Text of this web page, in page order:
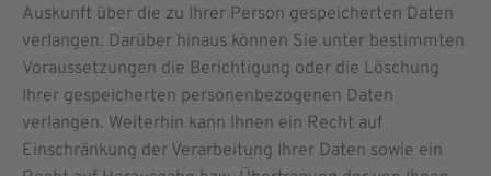
Auskunft über die zu Ihrer Person gespeicherten Daten
verlangen. Darüber hinaus können Sie unter bestimmten
Voraussetzungen die Berichtigung oder die Löschung
Ihrer gespeicherten personenbezogenen Daten
verlangen. Weiterhin kann Ihnen ein Recht auf
Einschränkung der Verarbeitung Ihrer Daten sowie ein